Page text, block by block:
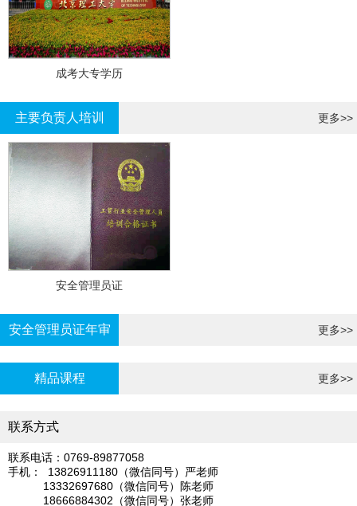
成考大专学历
主要负责人培训 更多>>
安全管理员证
安全管理员证年审 更多>>
精品课程 更多>>
联系方式
联系电话：0769-89877058
手机： 13826911180（微信同号）严老师
13332697680（微信同号）陈老师
18666884302（微信同号）张老师